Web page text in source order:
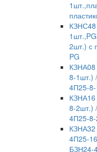
КЗНС48
2шт.) с
PG
КЗНА08
8-1шт.)
4П25-
КЗНА16
8-2шт.)
4П25-
КЗНА32
4П25-
БЗН24-